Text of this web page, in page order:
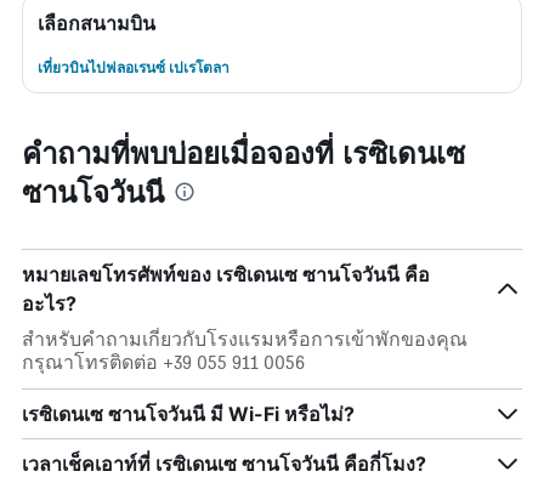
เลือกสนามบิน
เที่ยวบินไปฟลอเรนซ์ เปเรโตลา
คำถามที่พบบ่อยเมื่อจองที่ เรซิเดนเซ
ซานโจวันนี
หมายเลขโทรศัพท์ของ เรซิเดนเซ ซานโจวันนี คือ
อะไร?
สำหรับคำถามเกี่ยวกับโรงแรมหรือการเข้าพักของคุณ
กรุณาโทรติดต่อ +39 055 911 0056
เรซิเดนเซ ซานโจวันนี มี Wi-Fi หรือไม่?
เวลาเช็คเอาท์ที่ เรซิเดนเซ ซานโจวันนี คือกี่โมง?